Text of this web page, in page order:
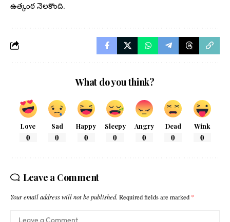
ఉత్కంఠ నెలకొంది.
What do you think?
Love
0
Sad
0
Happy
0
Sleepy
0
Angry
0
Dead
0
Wink
0
Leave a Comment
Your email address will not be published. Required fields are marked *